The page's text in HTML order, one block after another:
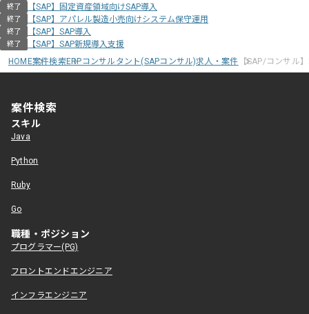
終了 【SAP】固定資産領域向けSAP導入
終了 【SAP】アパレル製造小売向けシステム保守運用
終了 【SAP】SAP導入
終了
【SAP】SAP新規導入支援
HOME案件検索ERPコンサルタント(SAPコンサル)求人・案件 【SAP/コンサル
案件検索
スキル
Java
Python
Ruby
Go
職種・ポジション
プログラマー(PG)
フロントエンドエンジニア
インフラエンジニア